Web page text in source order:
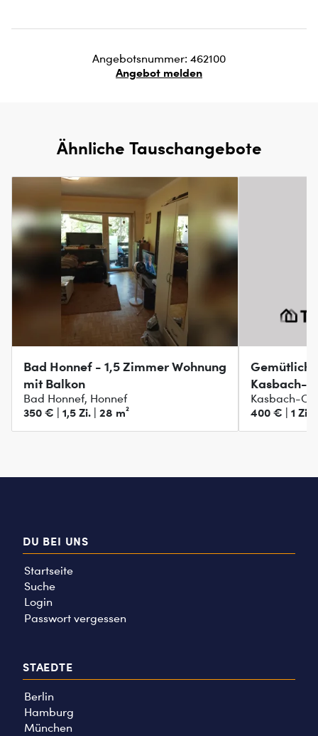
Angebotsnummer: 462100
Angebot melden
Ähnliche Tauschangebote
Bad Honnef - 1,5 Zimmer Wohnung
mit Balkon
Bad Honnef, Honnef
350 € | 1,5 Zi. | 28 m²
Kasbach-
Kasbach-
400 € | 1 Zi. |
DU BEI UNS
Startseite
Suche
Login
Passwort vergessen
STAEDTE
Berlin
Hamburg
München